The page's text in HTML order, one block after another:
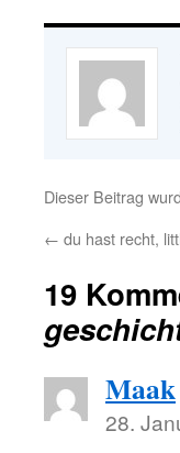
Dieser Beitrag
← du hast recht,
19
Maak
28.